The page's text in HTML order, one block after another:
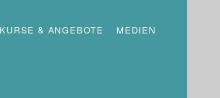
KURSE & ANGEBOTE MEDIEN